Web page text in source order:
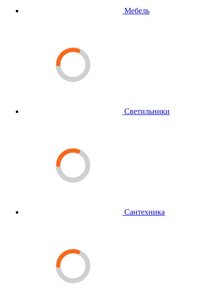
Мебель
Светильники
Сантехника